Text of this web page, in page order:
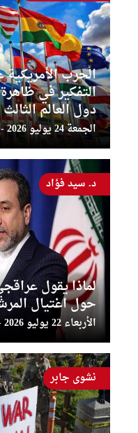
الحرب
التفكير في
دول العالم الثالث
الجمعة 24 يوليو 2026 - 10:35:06
لماذا يقول
حول اغتيال
الأربعاء 22 يوليو 2026 - 14:13:18
د. سيد فؤاد
نشوى جابر